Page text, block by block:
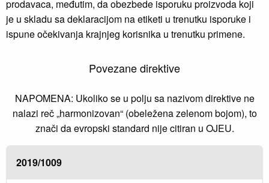
prodavaca, međutim, da obezbede isporuku proizvoda koji
je u skladu sa deklaracijom na etiketi u trenutku isporuke i
ispune očekivanja krajnjeg korisnika u trenutku primene.
Povezane direktive
NAPOMENA: Ukoliko se u polju sa nazivom direktive ne
nalazi reč „harmonizovan“ (obeležena zelenom bojom), to
znači da evropski standard nije citiran u OJEU.
2019/1009